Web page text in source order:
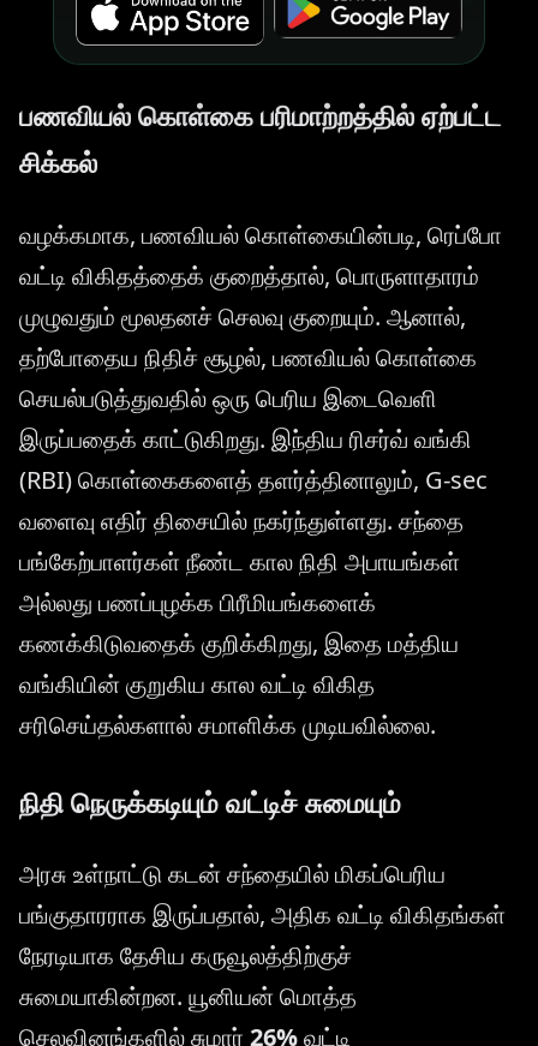
பணவியல் கொள்கை பரிமாற்றத்தில் ஏற்பட்ட
சிக்கல்
வழக்கமாக, பணவியல் கொள்கையின்படி, ரெப்போ
வட்டி விகிதத்தைக் குறைத்தால், பொருளாதாரம்
முழுவதும் மூலதனச் செலவு குறையும். ஆனால்,
தற்போதைய நிதிச் சூழல், பணவியல் கொள்கை
செயல்படுத்துவதில் ஒரு பெரிய இடைவெளி
இருப்பதைக் காட்டுகிறது. இந்திய ரிசர்வ் வங்கி
(RBI) கொள்கைகளைத் தளர்த்தினாலும், G-sec
வளைவு எதிர் திசையில் நகர்ந்துள்ளது. சந்தை
பங்கேற்பாளர்கள் நீண்ட கால நிதி அபாயங்கள்
அல்லது பணப்புழக்க பிரீமியங்களைக்
கணக்கிடுவதைக் குறிக்கிறது, இதை மத்திய
வங்கியின் குறுகிய கால வட்டி விகித
சரிசெய்தல்களால் சமாளிக்க முடியவில்லை.
நிதி நெருக்கடியும் வட்டிச் சுமையும்
அரசு உள்நாட்டு கடன் சந்தையில் மிகப்பெரிய
பங்குதாரராக இருப்பதால், அதிக வட்டி விகிதங்கள்
நேரடியாக தேசிய கருவூலத்திற்குச்
சுமையாகின்றன. யூனியன் மொத்த
செலவினங்களில் சுமார் 26%வட்டி